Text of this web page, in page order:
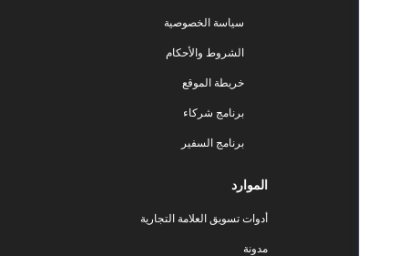
سياسة الخصوصية
الشروط والأحكام
خريطة الموقع
برنامج شركاء
برنامج السفير
أدوات تسويق العلامة التجارية